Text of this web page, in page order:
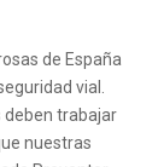
de España
vial.
deben trabajar
nuestras